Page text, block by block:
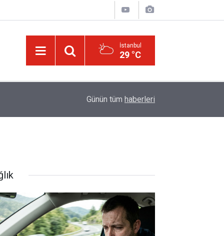
İstanbul
29 °C
Risale-i Nur'u kendine oku kendine, başkasına
Günün tüm haberleri